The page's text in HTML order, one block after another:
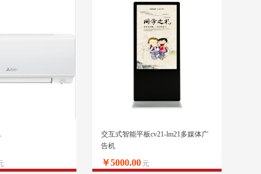
交互式智能平板cv21-lm21多媒体广
告机
￥5000.00 元